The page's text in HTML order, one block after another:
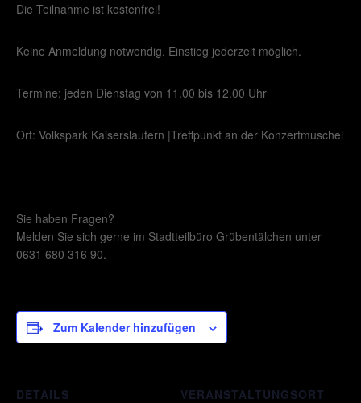
Die Teilnahme ist kostenfrei!
Keine Anmeldung notwendig. Einstieg jederzeit möglich.
Termine: jeden Dienstag von 11.00 bis 12.00 Uhr
Ort: Volkspark Kaiserslautern |Treffpunkt an der Konzertmuschel
Sie haben Fragen?
Melden Sie sich gerne im Stadtteilbüro Grübentälchen unter
0631 680 316 90.
Zum Kalender hinzufügen
DETAILS
VERANSTALTUNGSORT